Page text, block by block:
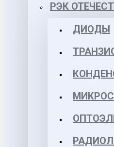
РЭК
ДИОДЫ